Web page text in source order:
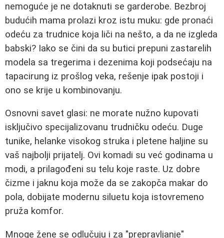
nemoguće je ne dotaknuti se garderobe. Bezbroj
budućih mama prolazi kroz istu muku: gde pronaći
odeću za trudnice koja liči na nešto, a da ne izgleda
babski? Iako se čini da su butici prepuni zastarelih
modela sa tregerima i dezenima koji podsećaju na
tapacirung iz prošlog veka, rešenje ipak postoji i
ono se krije u kombinovanju.
Osnovni savet glasi: ne morate nužno kupovati
isključivo specijalizovanu trudničku odeću. Duge
tunike, helanke visokog struka i pletene haljine su
vaš najbolji prijatelj. Ovi komadi su već godinama u
modi, a prilagođeni su telu koje raste. Uz dobre
čizme i jaknu koja može da se zakopča makar do
pola, dobijate modernu siluetu koja istovremeno
pruža komfor.
Mnoge žene se odlučuju i za "prepravljanje"